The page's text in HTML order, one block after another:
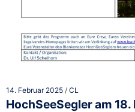
14. Februar 2025 / CL
HochSeeSegler am 18.